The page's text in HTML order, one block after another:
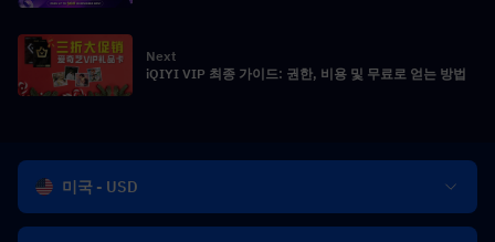
Next
iQIYI VIP 최종 가이드: 권한, 비용 및 무료로 얻는 방법
미국 - USD